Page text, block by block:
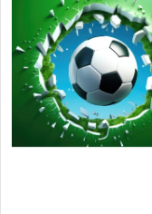
e
n
p
Abecedně
p